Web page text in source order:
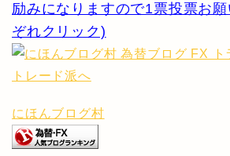
励みになりますので1票投票お
ぞれクリック)
にほんブログ村